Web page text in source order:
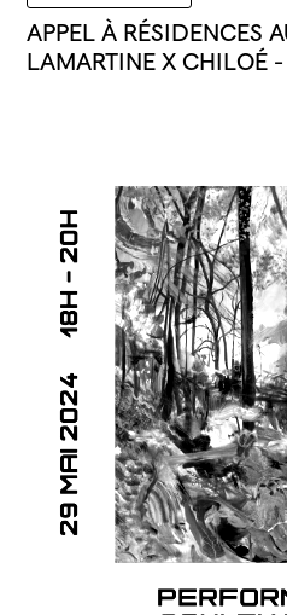
APPEL À RÉSIDENCES
LAMARTINE X CHILOÉ